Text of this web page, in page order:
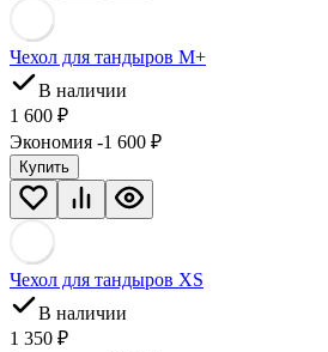
Чехол для тандыров M+
В наличии
1 600 ₽
Экономия -1 600 ₽
Купить
Чехол для тандыров XS
В наличии
1 350 ₽